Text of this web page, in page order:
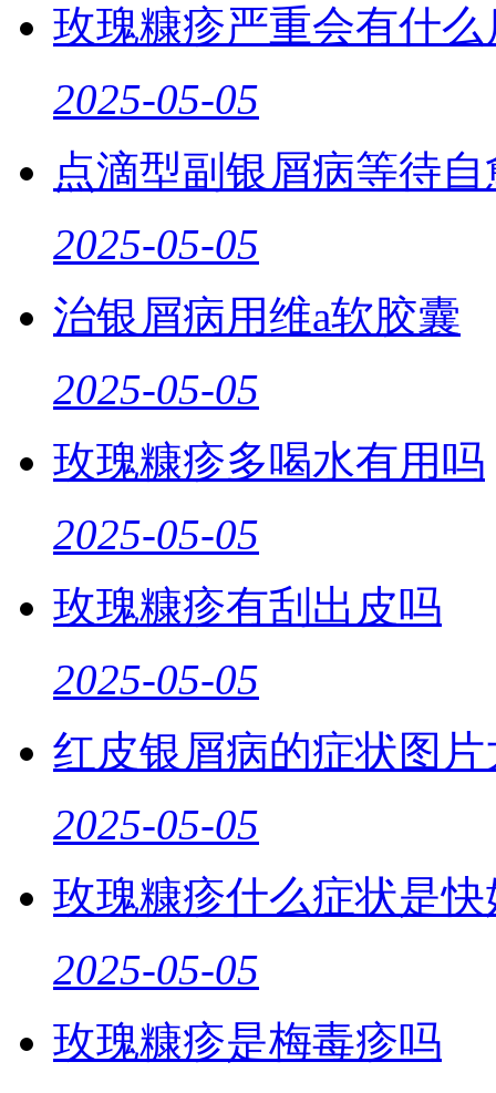
玫瑰糠疹严重会有什么
2025-05-05
点滴型副银屑病等待自
2025-05-05
治银屑病用维a软胶囊
2025-05-05
玫瑰糠疹多喝水有用吗
2025-05-05
玫瑰糠疹有刮出皮吗
2025-05-05
红皮银屑病的症状图片
2025-05-05
玫瑰糠疹什么症状是快
2025-05-05
玫瑰糠疹是梅毒疹吗